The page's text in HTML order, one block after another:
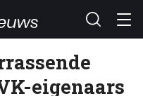
eigenaars